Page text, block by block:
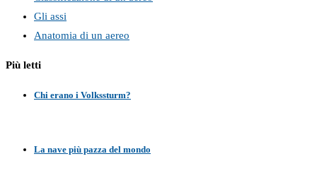
Gli assi
Anatomia di un aereo
Più letti
Chi erano i Volkssturm?
La nave più pazza del mondo